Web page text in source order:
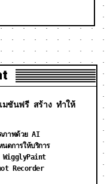
มชันฟรี สร้าง ทำให้
ดภาพด้วย AI
ดการให้บริการ
WigglyPaint
Recorder